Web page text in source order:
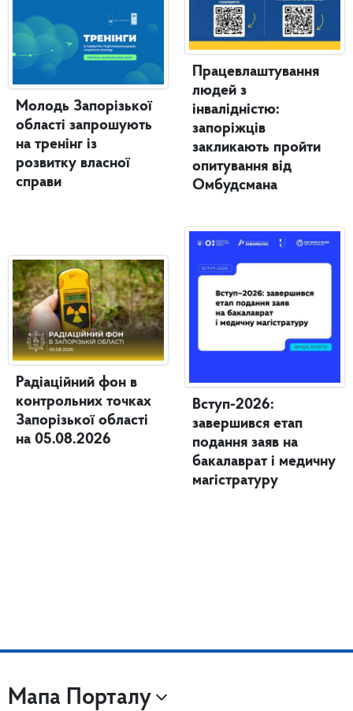
Молодь Запорізької
області запрошують
на тренінг із
розвитку власної
справи
Радіаційний фон в
контрольних точках
Запорізької області
на 05.08.2026
Працевлаштування
людей з
інвалідністю:
запоріжців
закликають пройти
опитування від
Омбудсмана
Вступ-2026:
завершився етап
подання заяв на
бакалаврат і медичну
магістратуру
Мапа Порталу